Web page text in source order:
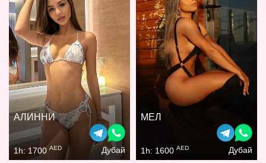
АЛИННИ
1h: 1700 AED Дубай
МЕЛ
1h: 1600 AED Дубай